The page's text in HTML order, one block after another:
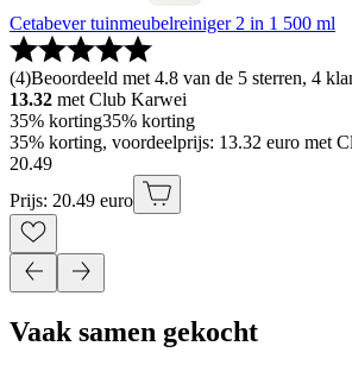
Cetabever tuinmeubelreiniger 2 in 1 500 ml
(4)Beoordeeld met 4.8 van de 5 sterren, 4
13.32 met Club Karwei
35% korting35% korting
35% korting, voordeelprijs: 13.32 euro met
20.49
Prijs: 20.49 euro
Vaak samen gekocht